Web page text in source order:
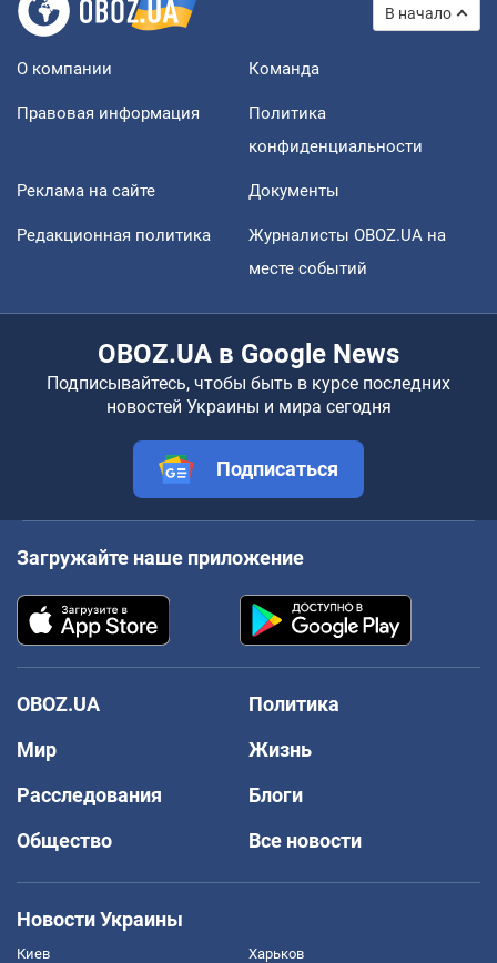
В начало
О компании Команда
Правовая информация
Политика
конфиденциальности
Реклама на сайте Документы
Редакционная политика
Журналисты OBOZ.UA на
месте событий
OBOZ.UA в Google News
Подписывайтесь, чтобы быть в курсе последних
новостей Украины и мира сегодня
Подписаться
Загружайте наше приложение
OBOZ.UA
Политика
Мир
Жизнь
Расследования
Блоги
Общество
Все новости
Новости Украины
Киев Харьков